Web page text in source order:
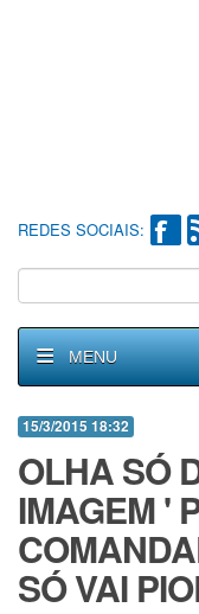
REDES SOCIAIS:
MENU
15/3/2015 18:32
OLHA SÓ
IMAGEM '
SÓ VAI